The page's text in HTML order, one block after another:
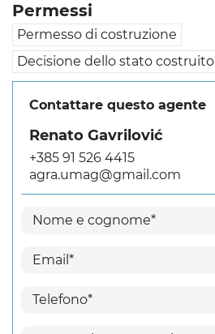
Permessi
Permesso di costruzione
Decisione dello stato costruito
Contattare questo agente
Renato Gavrilović
+385 91 526 4415
agra.umag@gmail.com